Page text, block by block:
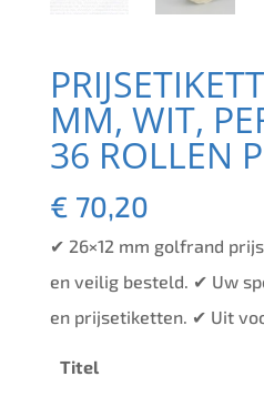
MM, WIT,
36 ROLLEN
€ 70,20
✔ 26×12 mm golfrand
en veilig besteld. ✔ Uw
en prijsetiketten. ✔ Uit
Titel